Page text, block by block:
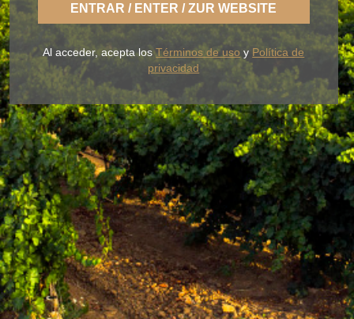
Con BLUME disfrutas la fresca naturaleza de un
Rueda ligero,
desenfadado y siempre fiel a una
tierra fértil de sabor.
NUESTROS VINOS LA BODEGA
BLUME & GASTRO
BLUME & YOU
+34 926 32 24 00
contacto@pagosdelrey.com
Ⓒ PAGOS DEL REY-Política de privacidad -Política de cookies- Tienda
online
ENTRAR / ENTER / ZUR WEBSITE
Al acceder, acepta losTérminos de uso y Política de
privacidad